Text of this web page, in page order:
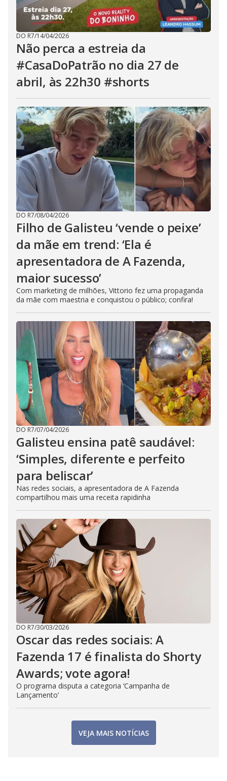
DO R7/14/04/2026
Não perca a estreia da
#CasaDoPatrão no dia 27 de
abril, às 22h30 #shorts
DO R7/08/04/2026
Filho de Galisteu ‘vende o peixe’
da mãe em trend: ‘Ela é
apresentadora de A Fazenda,
maior sucesso’
Com marketing de milhões, Vittorio fez uma propaganda
da mãe com maestria e conquistou o público; confira!
DO R7/07/04/2026
Galisteu ensina patê saudável:
‘Simples, diferente e perfeito
para beliscar’
Nas redes sociais, a apresentadora de A Fazenda
compartilhou mais uma receita rapidinha
DO R7/30/03/2026
Oscar das redes sociais: A
Fazenda 17 é finalista do Shorty
Awards; vote agora!
O programa disputa a categoria ‘Campanha de
Lançamento’
VEJA MAIS NOTÍCIAS